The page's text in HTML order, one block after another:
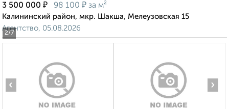
2/7
3 500 000 ₽ 98 100 ₽ за м²
Калининский район, мкр. Шакша, Мелеузовская 15
Агентство, 05.08.2026
‹ ›